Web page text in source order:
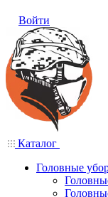
Войти
Каталог
Головные